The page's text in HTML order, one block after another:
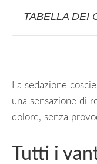
TABELLA DEI
La sedazione
una sensazione di
dolore, senza
Tutti i